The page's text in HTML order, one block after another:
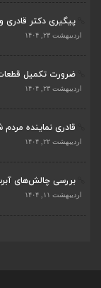
پیگیری دکتر قادری
اردیبهشت ۲۳, ۱۴۰۴
ضرورت تکمیل قطعات ۷ و ۸ آزادراه شیراز به
اردیبهشت ۲۳, ۱۴۰۴
قادری نماینده
اردیبهشت ۲۲, ۱۴۰۴
بررسی چالش‌های
اردیبهشت ۱۱, ۱۴۰۴